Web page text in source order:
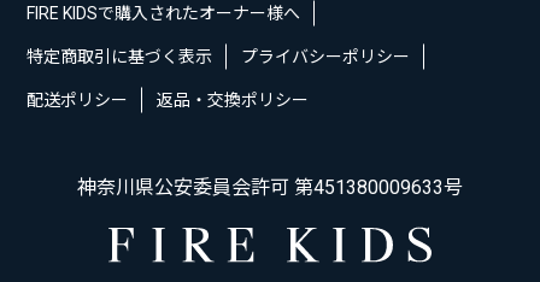
FIRE KIDSで購入されたオーナー様へ
特定商取引に基づく表示 プライバシーポリシー
配送ポリシー 返品・交換ポリシー
神奈川県公安委員会許可 第451380009633号